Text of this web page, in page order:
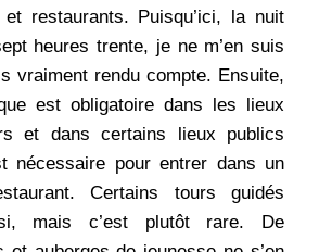
restaurants. Puisqu’ici, la nuit
heures trente, je ne m’en suis
vraiment rendu compte. Ensuite,
est obligatoire dans les lieux
et dans certains lieux publics
nécessaire pour entrer dans un
Certains tours guidés
mais c’est plutôt rare. De